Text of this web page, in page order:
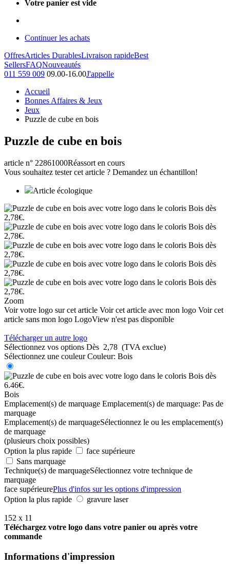
Votre panier est vide
Continuer les achats
OffresArticles DurablesLivraison rapideBest
SellersFAQNouveautés
011 559 009 09.00-16.00J'appelle
Accueil
Bonnes Affaires & Jeux
Jeux
Puzzle de cube en bois
Puzzle de cube en bois
article n° 22861000Réassort en cours
Vous souhaitez tester cet article ? Demandez un échantillon!
Article écologique
Zoom
Voir votre logo sur cet article Voir cet article avec mon logo Voir cet
article sans mon logo LogoView n'est pas disponible
Télécharger un autre logo
Sélectionnez vos options Dès 2,78 (TVA exclue)
Sélectionnez une couleur Couleur: Bois
Bois
Emplacement(s) de marquage Emplacement(s) de marquage: Pas de
marquage
Emplacement(s) de marquageSélectionnez le ou les emplacement(s)
de marquage
(plusieurs choix possibles)
Option la plus rapide
face supérieure
Sans marquage
Technique(s) de marquageSélectionnez votre technique de
marquage
face supérieurePlus d'infos sur les options d'impression
Option la plus rapide
gravure laser
152 x 11
Téléchargez votre logo dans votre panier ou après votre
commande
Informations d'impression